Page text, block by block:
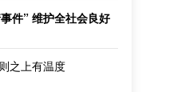
件” 维护全社会良好
之上有温度